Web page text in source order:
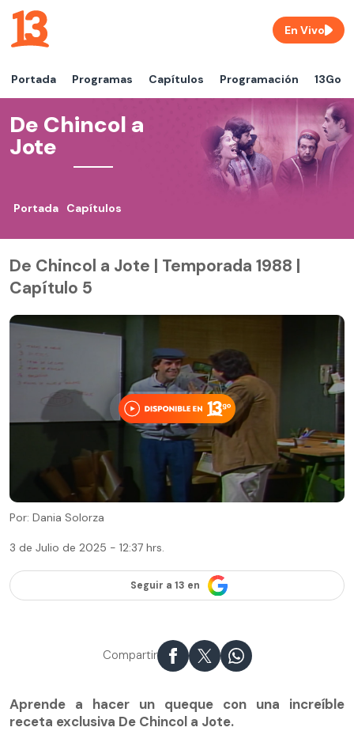
Portada Programas Capítulos Programación 13Go
En Vivo
De Chincol a
Jote
Portada Capítulos
De Chincol a Jote | Temporada 1988 |
Capítulo 5
Por: Dania Solorza
3 de Julio de 2025 - 12:37 hrs.
Seguir a 13 en
Compartir
Aprende a hacer un queque con una increíble
receta exclusiva De Chincol a Jote.